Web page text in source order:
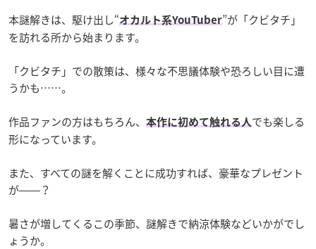
本謎解きは、駆け出し“オカルト系YouTuber”が「クビタチ」
を訪れる所から始まります。
「クビタチ」での散策は、様々な不思議体験や恐ろしい目に遭
うかも……。
作品ファンの方はもちろん、 本作に初めて触れる人 でも楽しる
形になっています。
また、すべての謎を解くことに成功すれば、豪華なプレゼント
が――？
暑さが増してくるこの季節、謎解きで納涼体験などいかがでし
ょうか。